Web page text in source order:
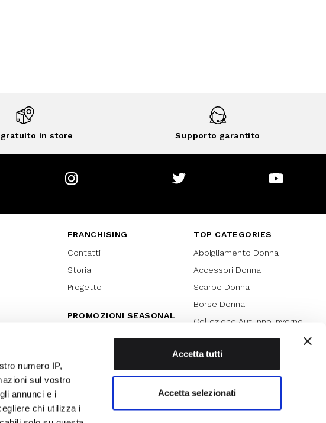
numero IP,
sul vostro
annunci e i
chi utilizza i
Accetta tutti
Accetta selezionati
gratuito in store Supporto garantito
2022
FRANCHISING
Contatti
Storia
Progetto
PROMOZIONI SEASONAL
Armocromia
TOP CATEGORIES
Abbigliamento Donna
Accessori Donna
Scarpe Donna
Borse Donna
Collezione Autunno Inverno
Collezione Primavera Estate
SPECIAL PROMOTION
Saldi
Saldi 70%
Saldi 60%